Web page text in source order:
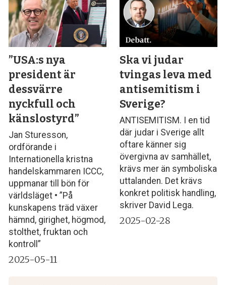
”USA:s nya
president är
dessvärre
nyckfull och
känslostyrd”
Jan Sturesson,
ordförande i
Internationella kristna
handelskammaren ICCC,
uppmanar till bön för
världsläget • ”På
kunskapens träd växer
hämnd, girighet, högmod,
stolthet, fruktan och
kontroll”
2025-05-11
Ska vi judar
tvingas leva med
antisemitism i
Sverige?
ANTISEMITISM. I en tid
där judar i Sverige allt
oftare känner sig
övergivna av samhället,
krävs mer än symboliska
uttalanden. Det krävs
konkret politisk handling,
skriver David Lega.
2025-02-28